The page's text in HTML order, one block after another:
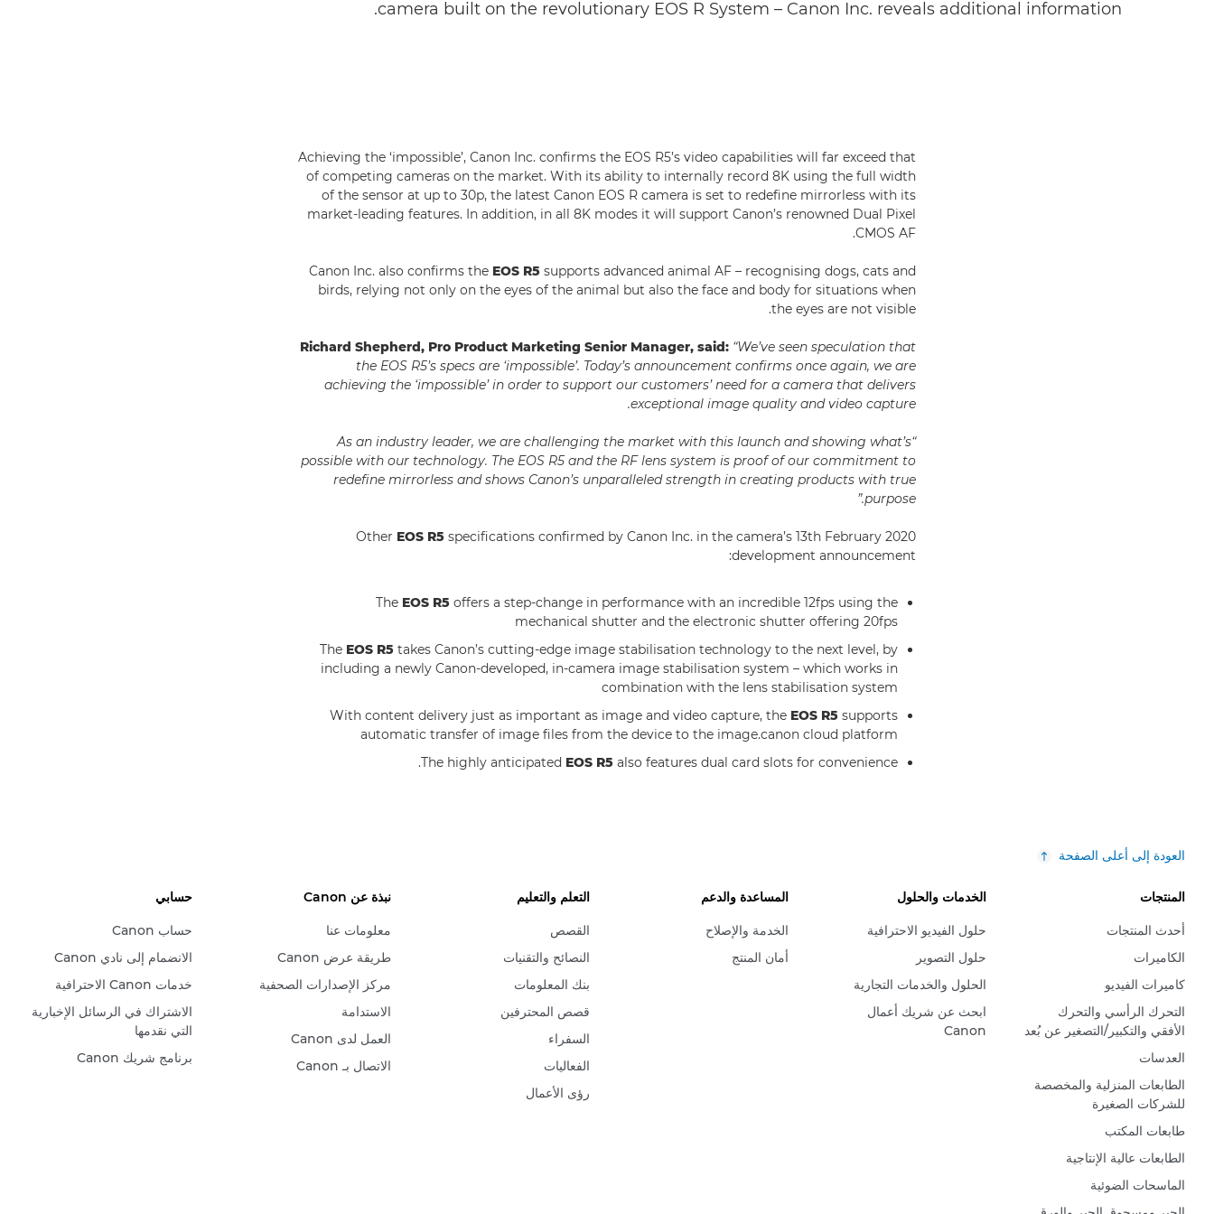
camera built on the revolutionary EOS R System – Canon Inc. reveals additional information.
Achieving the ‘impossible’, Canon Inc. confirms the EOS R5’s video capabilities will far exceed that
of competing cameras on the market. With its ability to internally record 8K using the full width
of the sensor at up to 30p, the latest Canon EOS R camera is set to redefine mirrorless with its
market-leading features. In addition, in all 8K modes it will support Canon’s renowned Dual Pixel
CMOS AF.
Canon Inc. also confirms the EOS R5 supports advanced animal AF – recognising dogs, cats and
birds, relying not only on the eyes of the animal but also the face and body for situations when
the eyes are not visible.
Richard Shepherd, Pro Product Marketing Senior Manager, said: “We’ve seen speculation that
the EOS R5’s specs are ‘impossible’. Today’s announcement confirms once again, we are
achieving the ‘impossible’ in order to support our customers’ need for a camera that delivers
exceptional image quality and video capture.
“As an industry leader, we are challenging the market with this launch and showing what’s
possible with our technology. The EOS R5 and the RF lens system is proof of our commitment to
redefine mirrorless and shows Canon’s unparalleled strength in creating products with true
purpose.”
Other EOS R5 specifications confirmed by Canon Inc. in the camera’s 13th February 2020
development announcement:
The EOS R5 offers a step-change in performance with an incredible 12fps using the
mechanical shutter and the electronic shutter offering 20fps
The EOS R5 takes Canon’s cutting-edge image stabilisation technology to the next level, by
including a newly Canon-developed, in-camera image stabilisation system – which works in
combination with the lens stabilisation system
With content delivery just as important as image and video capture, the EOS R5 supports
automatic transfer of image files from the device to the image.canon cloud platform
The highly anticipated EOS R5 also features dual card slots for convenience.
العودة إلى أعلى الصفحة
المنتجات
أحدث المنتجات
الكاميرات
كاميرات الفيديو
التحرك الرأسي والتحرك
الأفقي والتكبير/التصغير عن بُعد
العدسات
الطابعات المنزلية والمخصصة
للشركات الصغيرة
طابعات المكتب
الطابعات عالية الإنتاجية
الماسحات الضوئية
الخدمات والحلول
حلول الفيديو الاحترافية
حلول التصوير
الحلول والخدمات التجارية
ابحث عن شريك أعمال
Canon
المساعدة والدعم
الخدمة والإصلاح
أمان المنتج
التعلم والتعليم
القصص
النصائح والتقنيات
بنك المعلومات
قصص المحترفين
السفراء
الفعاليات
رؤى الأعمال
نبذة عن Canon
معلومات عنا
طريقة عرض Canon
مركز الإصدارات الصحفية
الاستدامة
العمل لدى Canon
الاتصال بـ Canon
حسابي
حساب Canon
الانضمام إلى نادي Canon
خدمات Canon الاحترافية
الاشتراك في الرسائل الإخبارية
التي نقدمها
برنامج شريك Canon